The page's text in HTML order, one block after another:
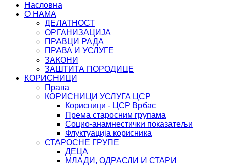
Насловна
О НАМА
ДЕЛАТНОСТ
ОРГАНИЗАЦИЈА
ПРАВЦИ РАДА
ПРАВА И УСЛУГЕ
ЗАКОНИ
ЗАШТИТА ПОРОДИЦЕ
КОРИСНИЦИ
Права
КОРИСНИЦИ УСЛУГА ЦСР
Корисници - ЦСР Врбас
Према старосним групама
Социо-анамнестички показатељи
Флуктуација корисника
СТАРОСНЕ ГРУПЕ
ДЕЦА
МЛАДИ, ОДРАСЛИ И СТАРИ